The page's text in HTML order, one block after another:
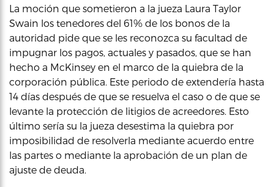
La moción que sometieron a la jueza Laura Taylor
Swain los tenedores del 61% de los bonos de la
autoridad pide que se les reconozca su facultad de
impugnar los pagos, actuales y pasados, que se han
hecho a McKinsey en el marco de la quiebra de la
corporación pública. Este periodo de extendería hasta
14 días después de que se resuelva el caso o de que se
levante la protección de litigios de acreedores. Esto
último sería su la jueza desestima la quiebra por
imposibilidad de resolverla mediante acuerdo entre
las partes o mediante la aprobación de un plan de
ajuste de deuda.